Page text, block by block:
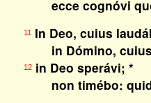
ecce cognóvi
11In Deo, cuius
in Dómino, cuius
12in Deo sperávi; *
non timébo: quid